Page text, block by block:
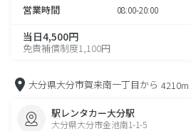
営業時間 08:00-20:00
当日4,500円
免責補償制度1,100円
大分県大分市賀来南一丁目から 4210m
駅レンタカー大分駅
大分県大分市金池南1-1-5